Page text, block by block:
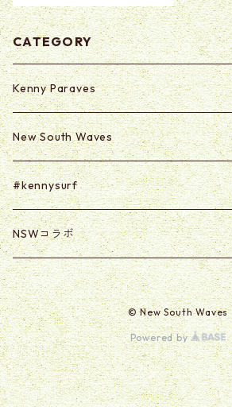
CATEGORY
Kenny Paraves
Secret (Paraves Club Only)
Secret 0625-0703
New South Waves
#kennysurf
ART
Goods
NSWコラボ
U2U
@kabasawa_madoka
© New South Waves
Powered by